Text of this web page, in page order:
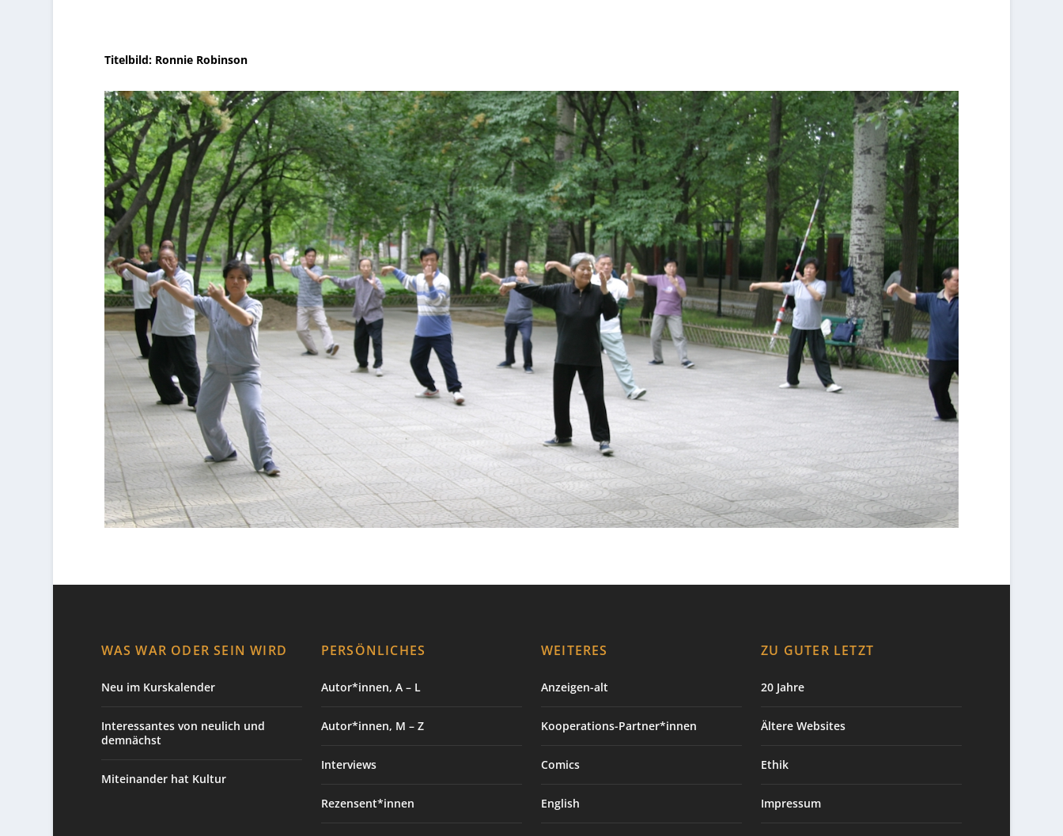
Titelbild: Ronnie Robinson
WAS WAR ODER SEIN WIRD
Neu im Kurskalender
Interessantes von neulich und
demnächst
Miteinander hat Kultur
PERSÖNLICHES
Autor*innen, A – L
Autor*innen, M – Z
Interviews
Rezensent*innen
WEITERES
Anzeigen-alt
Kooperations-Partner*innen
Comics
English
ZU GUTER LETZT
20 Jahre
Ältere Websites
Ethik
Impressum